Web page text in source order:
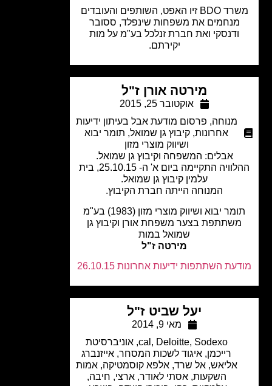
משרד BDO זיו האפט, השותפים והעובדים
מנחמים את משפחות שינפלד, ססובר
ודנסקי ואת חברת זנלכל בע"מ על מות
מירטה אורן ז"ל
אוקטובר 25, 2015
פרסום מודעת אבל בעיתון ידיעות
אחרונות,קיבוץ גן שמואל, תומר יבוא
ושיווק מוצרי מזון
אבלים: המשפחה וקיבוץ גן שמואל.
ההלוויה התקיימה ביום א' ה- 25.10.15, בית
עלמין קיבוץ גן שמואל.
המנוחה הייתה חברת הקיבוץ.
יבוא ושיווק מוצרי מזון (1983) בע"מ
בצער משפחת אורן וקיבוץ גן
שמואל במות
מירטה ז"ל
השתתפות ידיעות אחרונות 26.10.15
יעל שביט ז"ל
מאי 9, 2014
cal,Deloitte,Sodexo
,אוניברסיטת
איגוד לשכות המסחר ,אייזנברג
,אל שרד,אלפא קוסמטיקה,אמות
השקעות,אסתי לאודר, ארצי, חיבה,